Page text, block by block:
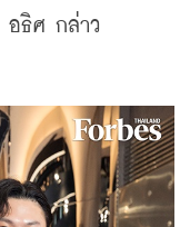
อธิศ กล่าว